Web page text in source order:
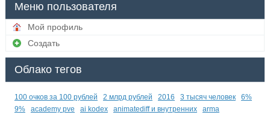
Меню пользователя
Мой профиль
Создать
Облако тегов
100 очков за 100 рублей 2 млрд рублей 2016 3 тысяч человек
6%
9%
academy pve ai kodex animatediff и внутренних arma